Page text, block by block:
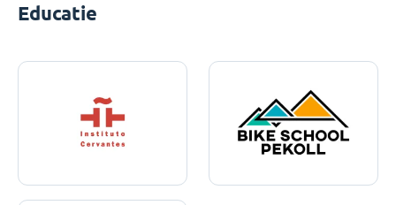
Educatie